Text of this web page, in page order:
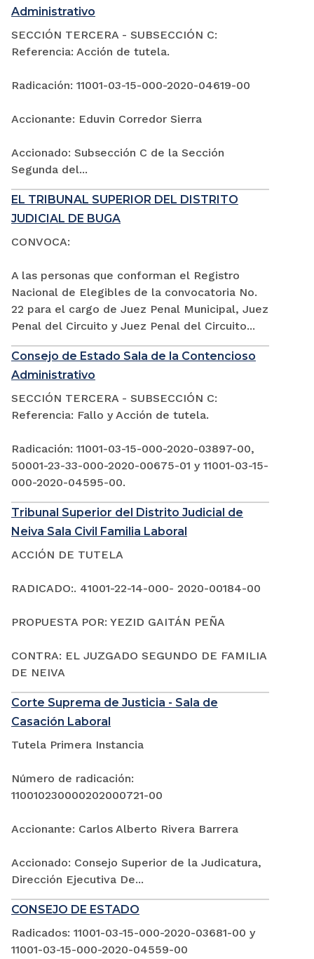
Administrativo
SECCIÓN TERCERA - SUBSECCIÓN C:
Referencia: Acción de tutela.
Radicación: 11001-03-15-000-2020-04619-00
Accionante: Eduvin Corredor Sierra
Accionado: Subsección C de la Sección
Segunda del...
EL TRIBUNAL SUPERIOR DEL DISTRITO
JUDICIAL DE BUGA
CONVOCA:
A las personas que conforman el Registro
Nacional de Elegibles de la convocatoria No.
22 para el cargo de Juez Penal Municipal, Juez
Penal del Circuito y Juez Penal del Circuito...
Consejo de Estado Sala de la Contencioso
Administrativo
SECCIÓN TERCERA - SUBSECCIÓN C:
Referencia: Fallo y Acción de tutela.
Radicación: 11001-03-15-000-2020-03897-00,
50001-23-33-000-2020-00675-01 y 11001-03-15-
000-2020-04595-00.
Tribunal Superior del Distrito Judicial de
Neiva Sala Civil Familia Laboral
ACCIÓN DE TUTELA
RADICADO:. 41001-22-14-000- 2020-00184-00
PROPUESTA POR: YEZID GAITÁN PEÑA
CONTRA: EL JUZGADO SEGUNDO DE FAMILIA
DE NEIVA
Corte Suprema de Justicia - Sala de
Casación Laboral
Tutela Primera Instancia
Número de radicación:
110010230000202000721-00
Accionante: Carlos Alberto Rivera Barrera
Accionado: Consejo Superior de la Judicatura,
Dirección Ejecutiva De...
CONSEJO DE ESTADO
Radicados: 11001-03-15-000-2020-03681-00 y
11001-03-15-000-2020-04559-00